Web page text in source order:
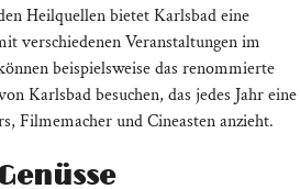
Heilquellen bietet Karlsbad eine
verschiedenen Veranstaltungen im
beispielsweise das renommierte
Karlsbad besuchen, das jedes Jahr eine
Filmemacher und Cineasten anzieht.